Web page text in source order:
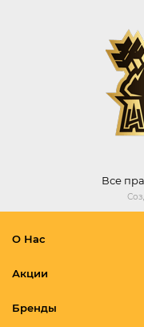
Все
О Нас
Акции
Бренды